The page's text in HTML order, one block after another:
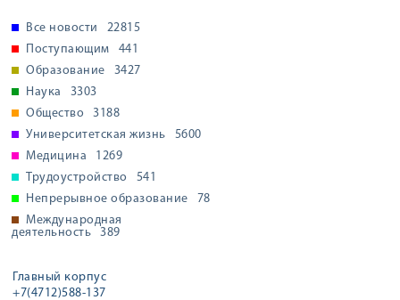
Все новости
22815
Поступающим
441
Образование
3427
Наука
3303
Общество
3188
Университетская жизнь
5600
Медицина
1269
Трудоустройство
541
Непрерывное образование
78
Международная
деятельность
389
Главный корпус
+7(4712)588-137